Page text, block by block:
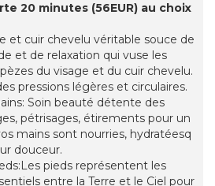
20 minutes (56EUR) au choix
et cuir chevelu véritable souce de
et de relaxation qui vuse les
du visage et du cuir chevelu.
pressions légères et circulaires.
Soin beauté détente des
pétrisages, étirements pour un
mains sont nourries, hydratéesq
douceur.
pieds représentent les
entre la Terre et le Ciel pour